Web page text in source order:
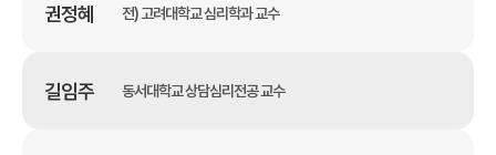
권정혜 전) 고려대학교 심리학과 교수
길임주 동서대학교 상담심리전공 교수